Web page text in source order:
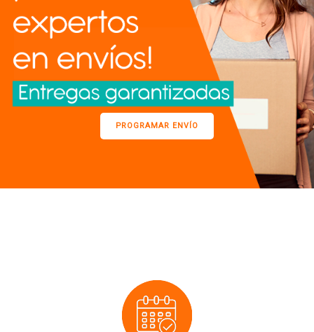
¡ENVÍOS DESDE $68 PESOS!
PROGRAMAR ENVÍO